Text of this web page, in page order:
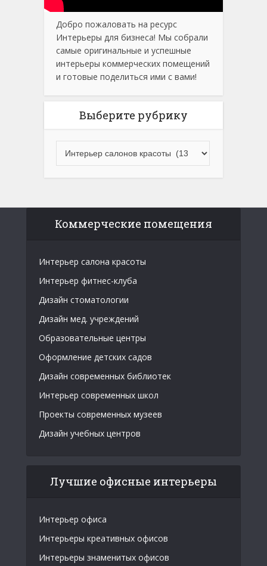
Добро пожаловать на ресурс
Интерьеры для бизнеса! Мы собрали
самые оригинальные и успешные
интерьеры коммерческих помещений
и готовые поделиться ими с вами!
Выберите рубрику
Коммерческие помещения
Интерьер салона красоты
Интерьер фитнес-клуба
Дизайн стоматологии
Дизайн мед. учреждений
Образовательные центры
Оформление детских садов
Дизайн современных библиотек
Интерьер современных школ
Проекты современных музеев
Дизайн учебных центров
Лучшие офисные интерьеры
Интерьер офиса
Интерьеры креативных офисов
Интерьеры знаменитых офисов